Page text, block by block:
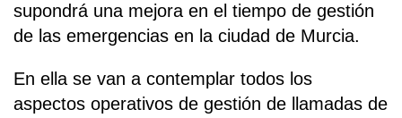
supondrá una mejora en el tiempo de gestión
de las emergencias en la ciudad de Murcia.
En ella se van a contemplar todos los
aspectos operativos de gestión de llamadas de